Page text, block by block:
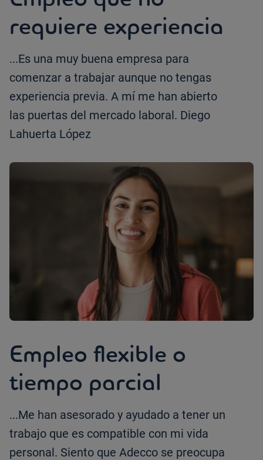
requiere experiencia
...Es una muy buena empresa para
comenzar a trabajar aunque no tengas
experiencia previa. A mí me han abierto
las puertas del mercado laboral. Diego
Lahuerta López
Empleo flexible o
tiempo parcial
...Me han asesorado y ayudado a tener un
trabajo que es compatible con mi vida
personal. Siento que Adecco se preocupa